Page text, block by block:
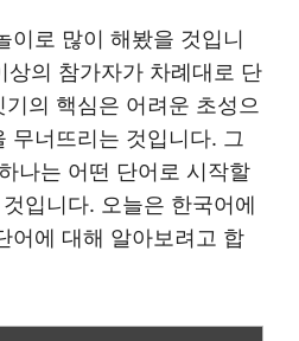
이로 많이 해봤을 것입니
상의 참가자가 차례대로 단
의 핵심은 어려운 초성으
무너뜨리는 것입니다. 그
나는 어떤 단어로 시작할
입니다. 오늘은 한국어에
어에 대해 알아보려고 합